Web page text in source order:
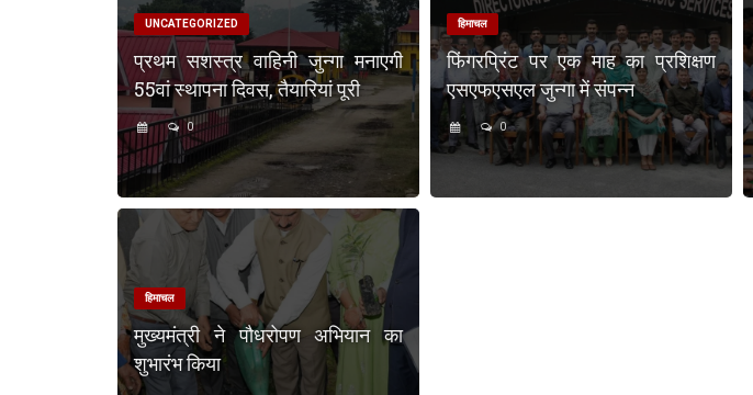
UNCATEGORIZED
प्रथम सशस्त्र वाहिनी जुन्गा मनाएगी
55वां स्थापना दिवस, तैयारियां पूरी
0
हिमाचल
फिंगरप्रिंट पर एक माह का प्रशिक्षण
एसएफएसएल जुन्गा में संपन्न
0
हिमाचल
मुख्यमंत्री ने पौधरोपण अभियान का
शुभारंभ किया